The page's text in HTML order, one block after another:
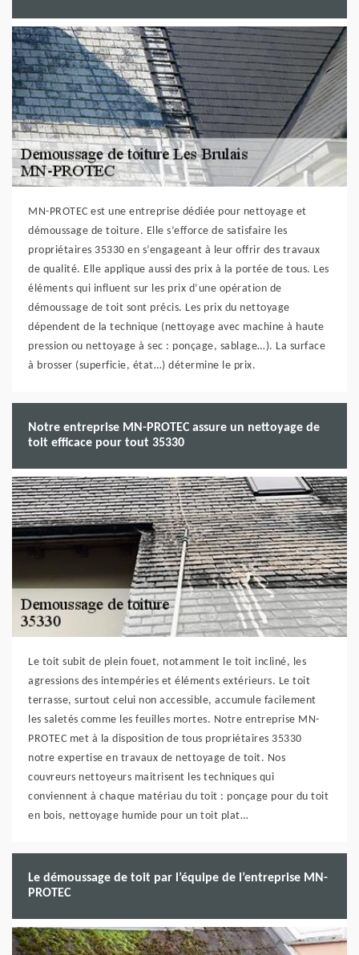
MN-PROTEC est une entreprise dédiée pour nettoyage et
démoussage de toiture. Elle s’efforce de satisfaire les
propriétaires 35330 en s’engageant à leur offrir des travaux
de qualité. Elle applique aussi des prix à la portée de tous. Les
éléments qui influent sur les prix d’une opération de
démoussage de toit sont précis. Les prix du nettoyage
dépendent de la technique (nettoyage avec machine à haute
pression ou nettoyage à sec : ponçage, sablage…). La surface
à brosser (superficie, état…) détermine le prix.
Notre entreprise MN-PROTEC assure un nettoyage de
toit efficace pour tout 35330
Le toit subit de plein fouet, notamment le toit incliné, les
agressions des intempéries et éléments extérieurs. Le toit
terrasse, surtout celui non accessible, accumule facilement
les saletés comme les feuilles mortes. Notre entreprise MN-
PROTEC met à la disposition de tous propriétaires 35330
notre expertise en travaux de nettoyage de toit. Nos
couvreurs nettoyeurs maitrisent les techniques qui
conviennent à chaque matériau du toit : ponçage pour du toit
en bois, nettoyage humide pour un toit plat…
Le démoussage de toit par l’équipe de l’entreprise MN-
PROTEC